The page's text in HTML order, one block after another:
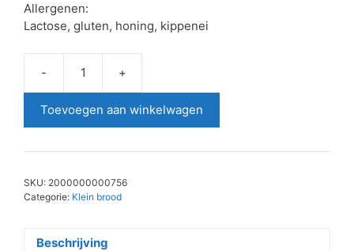
Allergenen:
Lactose, gluten, honing, kippenei
-
6
stuks
aantal
+
Toevoegen aan winkelwagen
SKU: 2000000000756
Categorie: Klein brood
Beschrijving